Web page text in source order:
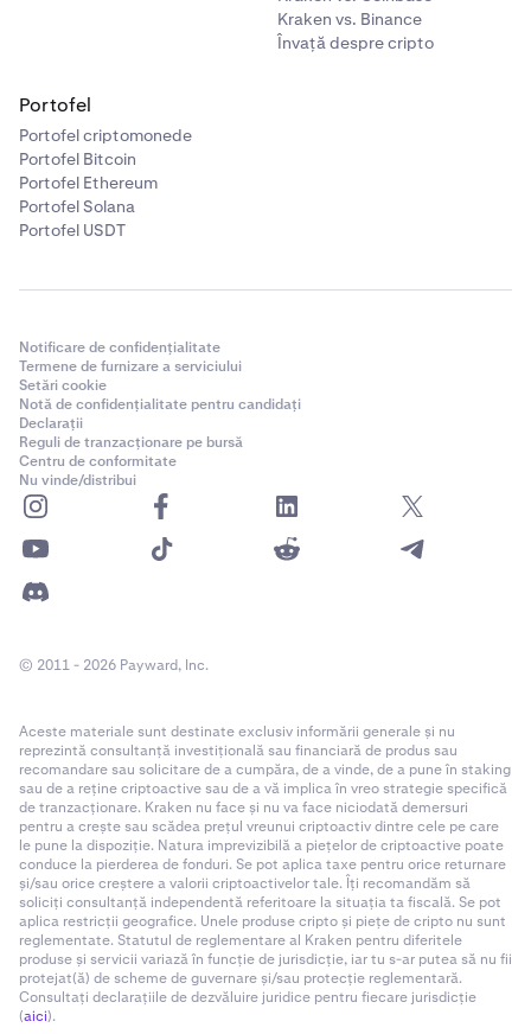
Kraken vs. Binance
Învață despre cripto
Portofel
Portofel criptomonede
Portofel Bitcoin
Portofel Ethereum
Portofel Solana
Portofel USDT
Notificare de confidențialitate
Termene de furnizare a serviciului
Setări cookie
Notă de confidențialitate pentru candidați
Declarații
Reguli de tranzacționare pe bursă
Centru de conformitate
Nu vinde/distribui
© 2011 - 2026 Payward, Inc.
Aceste materiale sunt destinate exclusiv informării generale și nu
reprezintă consultanță investițională sau financiară de produs sau
recomandare sau solicitare de a cumpăra, de a vinde, de a pune în staking
sau de a reține criptoactive sau de a vă implica în vreo strategie specifică
de tranzacționare. Kraken nu face și nu va face niciodată demersuri
pentru a crește sau scădea prețul vreunui criptoactiv dintre cele pe care
le pune la dispoziție. Natura imprevizibilă a piețelor de criptoactive poate
conduce la pierderea de fonduri. Se pot aplica taxe pentru orice returnare
și/sau orice creștere a valorii criptoactivelor tale. Îți recomandăm să
soliciți consultanță independentă referitoare la situația ta fiscală. Se pot
aplica restricții geografice. Unele produse cripto și piețe de cripto nu sunt
reglementate. Statutul de reglementare al Kraken pentru diferitele
produse și servicii variază în funcție de jurisdicție, iar tu s-ar putea să nu fii
protejat(ă) de scheme de guvernare și/sau protecție reglementară.
Consultați declarațiile de dezvăluire juridice pentru fiecare jurisdicție
(aici).